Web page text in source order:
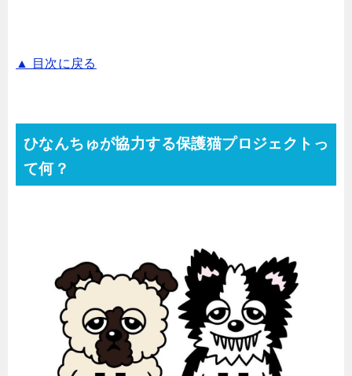
▲ 目次に戻る
ひなんちゅが協力する保護猫プロジェクトっ
て何？